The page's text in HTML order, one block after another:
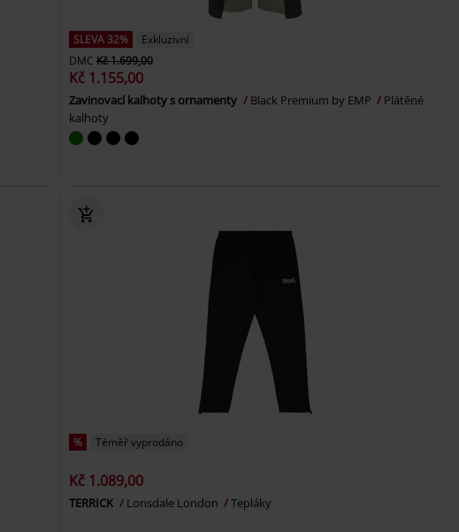
SLEVA 32%
Exkluzivní
DMC Kč 1.699,00
Kč 1.155,00
Zavinovací kalhoty s ornamenty Black Premium by EMP
Plátěné
kalhoty
% Téměř vyprodáno
Kč 1.089,00
TERRICK Lonsdale London Tepláky